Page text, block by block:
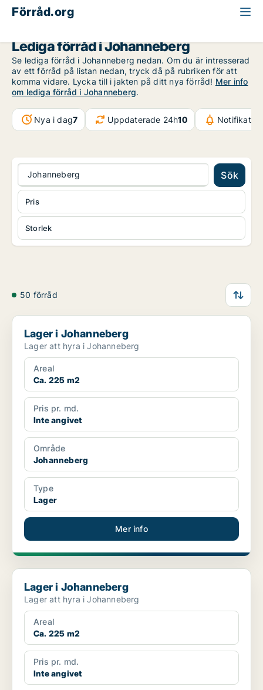
Förråd.org
Lediga förråd i Johanneberg
Se lediga förråd i Johanneberg nedan. Om du är intresserad
av ett förråd på listan nedan, tryck då på rubriken för att
komma vidare. Lycka till i jakten på ditt nya förråd! Mer info
om lediga förråd i Johanneberg.
Nya i dag7 Uppdaterade 24h10
Johanneberg Sök
Storlek
Pris
50 förråd
Lager i Johanneberg
Lager i Johanneberg
Lager att hyra i Johanneberg
Areal
Ca. 225 m2
Pris pr. md.
Inte angivet
Område
Johanneberg
Type
Lager
Mer info
Lager i Johanneberg
Lager i Johanneberg
Lager att hyra i Johanneberg
Areal
Ca. 225 m2
Pris pr. md.
Inte angivet